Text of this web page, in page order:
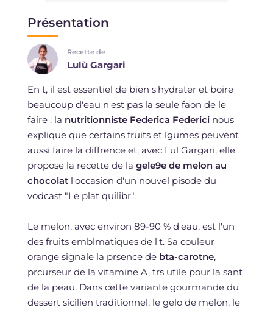
Présentation
Recette de
Lulù Gargari
En t, il est essentiel de bien s'hydrater et boire
beaucoup d'eau n'est pas la seule faon de le
faire : la nutritionniste Federica Federicinous
explique que certains fruits et lgumes peuvent
aussi faire la diffrence et, avec Lul Gargari, elle
propose la recette de la gele9e de melon au
chocolatl'occasion d'un nouvel pisode du
vodcast "Le plat quilibr".
Le melon, avec environ 89-90 % d'eau, est l'un
des fruits emblmatiques de l't. Sa couleur
orange signale la prsence de bta-carotne,
prcurseur de la vitamine A, trs utile pour la sant
de la peau. Dans cette variante gourmande du
dessert sicilien traditionnel, le gelo de melon, le